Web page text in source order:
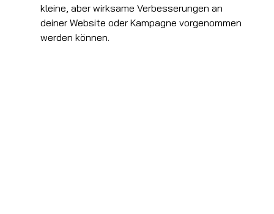
kleine, aber wirksame Verbesserungen an
deiner Website oder Kampagne vorgenommen
werden können.